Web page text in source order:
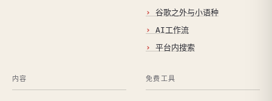
谷歌之外与小语种
AI工作流
平台内搜索
内容 免费工具